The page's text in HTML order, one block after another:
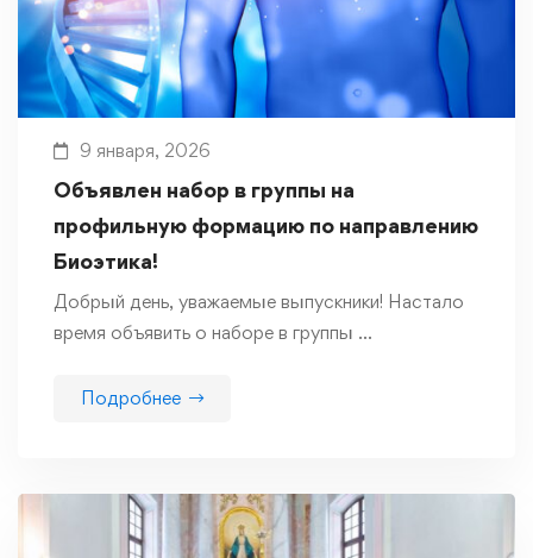
9 января, 2026
Объявлен набор в группы на
профильную формацию по направлению
Биоэтика!
Добрый день, уважаемые выпускники! Настало
время объявить о наборе в группы …
Подробнее